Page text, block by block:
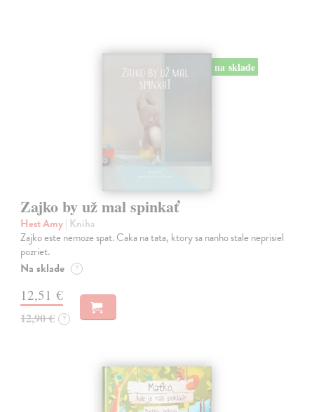
na sklade
Zajko by už mal spinkať
Hest Amy| Kniha
Zajko este nemoze spat. Caka na tata, ktory sa nanho stale neprisiel
pozriet.
Na sklade ?
12,51 €
12,90 € ?